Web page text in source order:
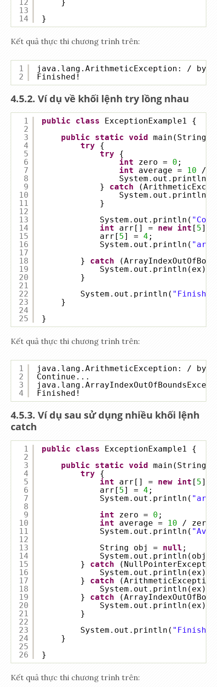
12
13
14
}
}
Kết quả thực thi chương trình trên:
1
2
java.lang.ArithmeticException: / by
Finished!
Ví dụ về khối lệnh try lồng nhau
1
2
3
4
5
6
7
8
9
10
11
12
13
14
15
16
17
18
19
20
21
22
23
24
25
public class
ExceptionExample1 {
public
static void
try
{
try
{
int
zero = 0 ;
int
average = 10
/
System.out.println(
} catch
}
System.out.println(
int
arr[] = new int [ 5];
arr[ 5] = 4 ;
System.out.println(
} catch
System.out.println(ex);
}
System.out.println(
}
}
Kết quả thực thi chương trình trên:
1
2
3
4
java.lang.ArithmeticException: / by
Continue...
Finished!
Ví dụ sau sử dụng nhiều khối lệnh
catch
1
2
3
4
5
6
7
8
9
10
11
12
13
14
15
16
17
18
19
20
21
22
23
24
25
26
public class
ExceptionExample1 {
public
static void
try
{
int
arr[] = new int [ 5];
arr[ 5] = 4 ;
System.out.println(
int
zero = 0 ;
int
average = 10
/ zero;
System.out.println(
String obj = null ;
} catch
System.out.println(ex);
} catch
System.out.println(ex);
} catch
System.out.println(ex);
}
System.out.println(
}
}
Kết quả thực thi chương trình trên: